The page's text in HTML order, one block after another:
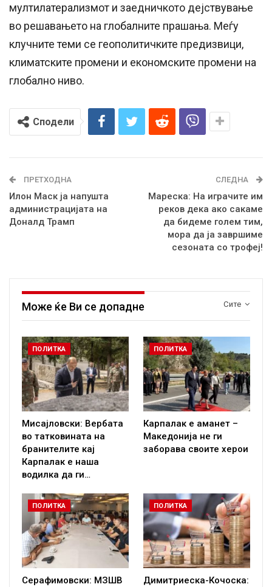
мултилатерализмот и заедничкото дејствување
во решавањето на глобалните прашања. Меѓу
клучните теми се геополитичките предизвици,
климатските промени и економските промени на
глобално ниво.
Сподели
ПРЕТХОДНА
Илон Маск ја напушта
администрацијата на
Доналд Трамп
СЛЕДНА
Мареска: На играчите им
реков дека ако сакаме
да бидеме голем тим,
мора да ја завршиме
сезоната со трофеј!
Сите
Може ќе Ви се допадне
ПОЛИТКА
Мисајловски: Вербата
во татковината на
бранителите кај
Карпалак е наша
водилка да ги…
ПОЛИТКА
Карпалак е аманет –
Македонија не ги
заборава своите херои
ПОЛИТКА
Серафимовски: МЗШВ
ПОЛИТКА
Димитриеска-Кочоска: